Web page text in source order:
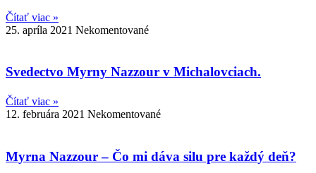
Čítať viac »
25. apríla 2021 Nekomentované
Svedectvo Myrny Nazzour v Michalovciach.
Čítať viac »
12. februára 2021 Nekomentované
Myrna Nazzour – Čo mi dáva silu pre každý deň?